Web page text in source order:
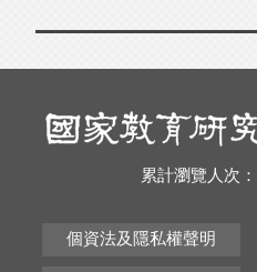
累計瀏覽人次：
個資法及隱私權聲明